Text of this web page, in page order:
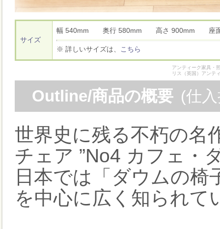
サイズ
幅 540mm 奥行 580mm 高さ 900mm 座
※ 詳しいサイズは、 こちら
アンティーク家具・
リス（英国）アンテ
Outline/商品の概要 (仕
世界史に残る不朽の名
チェア ”No4 カフェ・
日本では「ダウムの
を中心に広く知られて